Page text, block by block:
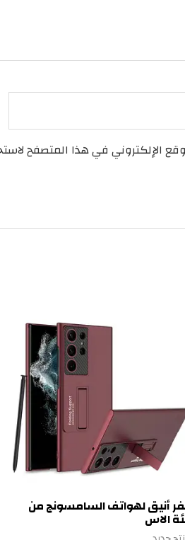
الإلكتروني في هذا المتصفح
أنيق لهواتف السامسونج من
الاس